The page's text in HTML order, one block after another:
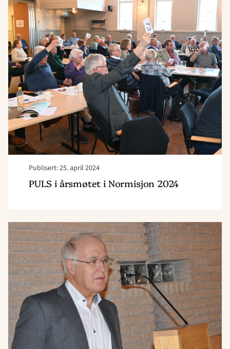
Publisert: 25. april 2024
PULS i årsmøtet i Normisjon 2024
article
"PULS
i
årsmøtet
i
Normisjon
2024"
Read
article
"Fellesseminar,
28.
–
29.
september,
Greåker
Frikirke"